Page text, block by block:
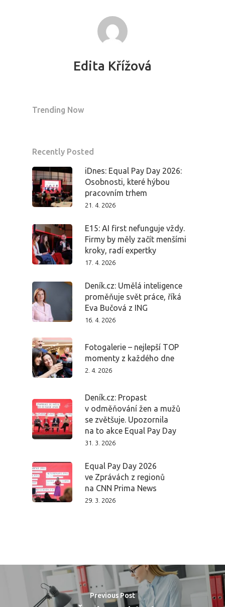
Edita Křížová
Trending Now
Recently Posted
iDnes: Equal Pay Day 2026:
Osobnosti, které hýbou
pracovním trhem
21. 4. 2026
E15: AI first nefunguje vždy.
Firmy by měly začít menšími
kroky, radí expertky
17. 4. 2026
Deník.cz: Umělá inteligence
proměňuje svět práce, říká
Eva Bučová z ING
16. 4. 2026
Fotogalerie – nejlepší TOP
momenty z každého dne
2. 4. 2026
Deník.cz: Propast
v odměňování žen a mužů
se zvětšuje. Upozornila
na to akce Equal Pay Day
31. 3. 2026
Equal Pay Day 2026
ve Zprávách z regionů
na CNN Prima News
29. 3. 2026
Previous Post